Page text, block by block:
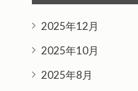
2025年12月
2025年10月
2025年8月